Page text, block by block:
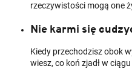
rzeczywistości mogą one
Nie karmi się
Kiedy przechodzisz obok
wiesz, co koń zjadł w